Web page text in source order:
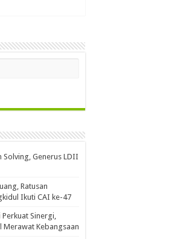
Solving, Generus LDII
Ratusan
Ikuti CAI ke-47
Sinergi,
Merawat Kebangsaan